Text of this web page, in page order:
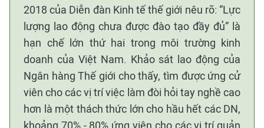
2018 của Diễn đàn Kinh tế thế giới nêu rõ: “Lực
lượng lao động chưa được đào tạo đầy đủ” là
hạn chế lớn thứ hai trong môi trường kinh
doanh của Việt Nam. Khảo sát lao động của
Ngân hàng Thế giới cho thấy, tìm được ứng cử
viên cho các vị trí việc làm đòi hỏi tay nghề cao
hơn là một thách thức lớn cho hầu hết các DN,
khoảng 70% - 80% ứng viên cho các vị trí quản